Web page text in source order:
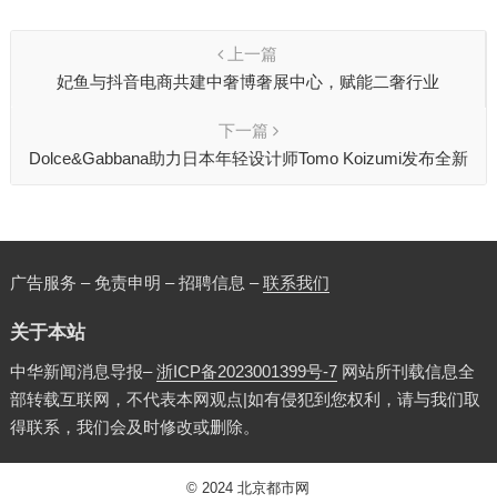
上一篇
妃鱼与抖音电商共建中奢博奢展中心，赋能二奢行业
下一篇
Dolce&Gabbana助力日本年轻设计师Tomo Koizumi发布全新
广告服务 – 免责申明 – 招聘信息 –联系我们
关于本站
中华新闻消息导报–浙ICP备2023001399号-7网站所刊载信息全
部转载互联网，不代表本网观点|如有侵犯到您权利，请与我们取
得联系，我们会及时修改或删除。
© 2024北京都市网